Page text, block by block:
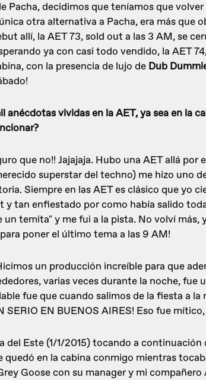
Pacha, decidimos que teníamos que
otra alternativa a Pacha, era más que
allí, la AET 73, sold out a las 3 AM, se
ya con casi todo vendido, la AET
con la presencia de lujo de Dub
anécdotas vividas en la AET, ya sea en la
que no!! Jajajaja. Hubo una AET allá por
superstar del techno) me hizo uno
Siempre en las AET es clásico que yo
y tan enfiestado por como había salido
temita" y me fui a la pista. No volví más,
poner el último tema a las 9 AM!
un producción increíble para que
varias veces durante la noche, fue
fue que cuando salimos de la fiesta a la
SERIO EN BUENOS AIRES! Eso fue
del Este (1/1/2015) tocando a continuación
quedó en la cabina conmigo mientras
Goose con su manager y mi compañero